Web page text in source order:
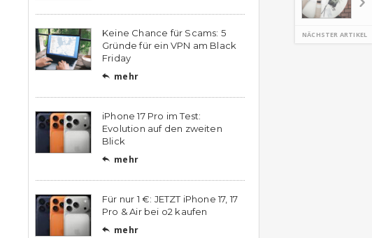
NÄCHSTER ARTIKEL
Keine Chance für Scams: 5
Gründe für ein VPN am Black
Friday
 mehr
iPhone 17 Pro im Test:
Evolution auf den zweiten
Blick
 mehr
Für nur 1 €: JETZT iPhone 17, 17
Pro & Air bei o2 kaufen
 mehr